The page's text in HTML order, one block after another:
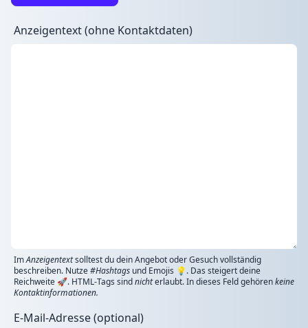
Anzeigentext (ohne Kontaktdaten)
ImAnzeigentextsolltest du dein Angebot oder Gesuch vollständig
beschreiben. Nutze#Hashtags und Emojis 💡. Das steigert deine
Reichweite 🚀. HTML-Tags sindnichterlaubt. In dieses Feld gehörenkeine
Kontaktinformationen.
E-Mail-Adresse (optional)